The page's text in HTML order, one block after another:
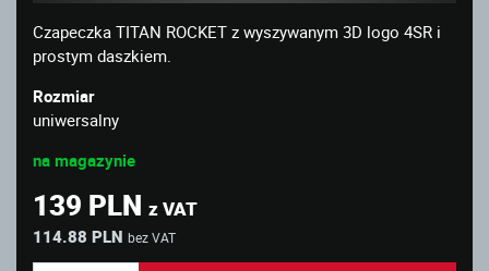
Czapeczka TITAN ROCKET z wyszywanym 3D logo 4SR i
prostym daszkiem.
Rozmiar
uniwersalny
na magazynie
139 PLN z VAT
114.88 PLN bez VAT